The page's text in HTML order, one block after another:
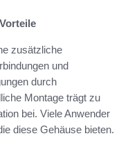
zusätzliche
und
durch
Montage trägt zu
bei. Viele Anwender
diese Gehäuse bieten.